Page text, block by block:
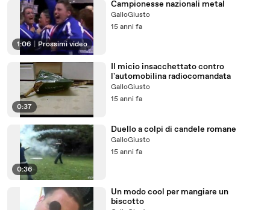
1:06 Prossimi video
Campionesse nazionali metal
GalloGiusto
15 anni fa
0:37
Il micio insacchettato contro
l'automobilina radiocomandata
GalloGiusto
15 anni fa
0:36
Duello a colpi di candele romane
GalloGiusto
15 anni fa
Un modo cool per mangiare un
biscotto